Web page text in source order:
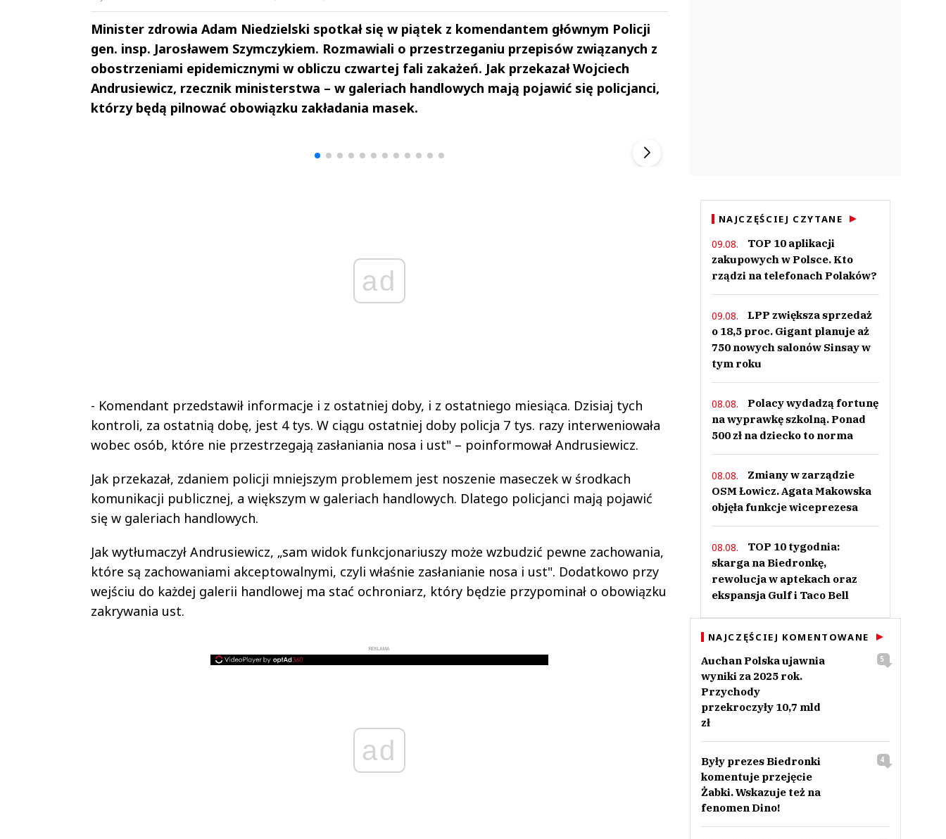
Minister zdrowia Adam Niedzielski spotkał się w piątek z komendantem głównym Policji
gen. insp. Jarosławem Szymczykiem. Rozmawiali o przestrzeganiu przepisów związanych z
obostrzeniami epidemicznymi w obliczu czwartej fali zakażeń. Jak przekazał Wojciech
Andrusiewicz, rzecznik ministerstwa – w galeriach handlowych mają pojawić się policjanci,
którzy będą pilnować obowiązku zakładania masek.
ad
- Komendant przedstawił informacje i z ostatniej doby, i z ostatniego miesiąca. Dzisiaj tych
kontroli, za ostatnią dobę, jest 4 tys. W ciągu ostatniej doby policja 7 tys. razy interweniowała
wobec osób, które nie przestrzegają zasłaniania nosa i ust" – poinformował Andrusiewicz.
Jak przekazał, zdaniem policji mniejszym problemem jest noszenie maseczek w środkach
komunikacji publicznej, a większym w galeriach handlowych. Dlatego policjanci mają pojawić
się w galeriach handlowych.
Jak wytłumaczył Andrusiewicz, „sam widok funkcjonariuszy może wzbudzić pewne zachowania,
które są zachowaniami akceptowalnymi, czyli właśnie zasłanianie nosa i ust". Dodatkowo przy
wejściu do każdej galerii handlowej ma stać ochroniarz, który będzie przypominał o obowiązku
zakrywania ust.
REKLAMA
ad
Andrzej i Marta
Sterniccy
Marta i Andrzej
Sterniccy
NAJCZĘŚCIEJ CZYTANE
09.08.
TOP 10 aplikacji
zakupowych w Polsce. Kto
rządzi na telefonach Polaków?
09.08.
LPP zwiększa sprzedaż
o 18,5 proc. Gigant planuje aż
750 nowych salonów Sinsay w
tym roku
08.08.
Polacy wydadzą fortunę
na wyprawkę szkolną. Ponad
500 zł na dziecko to norma
08.08.
Zmiany w zarządzie
OSM Łowicz. Agata Makowska
objęła funkcje wiceprezesa
08.08.
TOP 10 tygodnia:
skarga na Biedronkę,
rewolucja w aptekach oraz
ekspansja Gulf i Taco Bell
NAJCZĘŚCIEJ KOMENTOWANE
Auchan Polska ujawnia
wyniki za 2025 rok.
Przychody
przekroczyły 10,7 mld
zł
5
Były prezes Biedronki
komentuje przejęcie
Żabki. Wskazuje też na
fenomen Dino!
4